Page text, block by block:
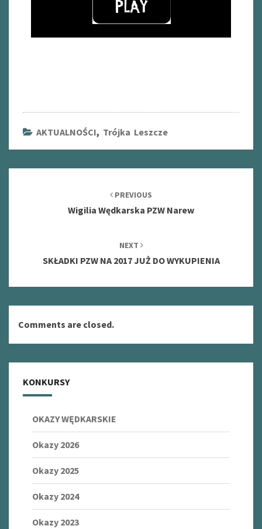
AKTUALNOŚCI, Trójka Leszcze
PREVIOUS
Wigilia Wędkarska PZW Narew
NEXT
SKŁADKI PZW NA 2017 JUŻ DO WYKUPIENIA
Comments are closed.
KONKURSY
OKAZY WĘDKARSKIE
Okazy 2026
Okazy 2025
Okazy 2024
Okazy 2023